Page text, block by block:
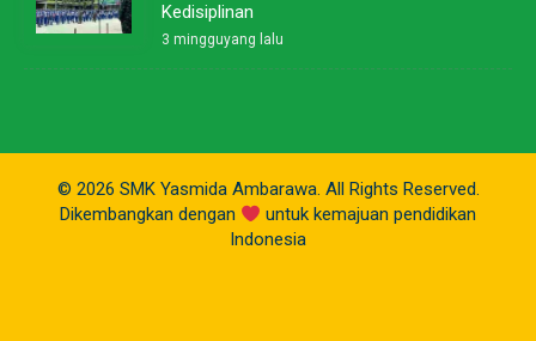
Kedisiplinan
3 mingguyang lalu
© 2026 SMK Yasmida Ambarawa. All Rights Reserved.
Dikembangkan dengan
untuk kemajuan pendidikan
Indonesia